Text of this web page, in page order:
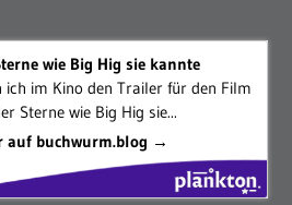
wie Big Hig sie kannte
ich im Kino den Trailer für den Film
Sterne wie Big Hig sie...
auf buchwurm.blog →